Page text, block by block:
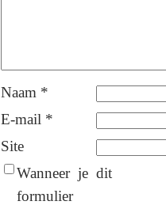
Naam *
E-mail *
Site
Wanneer je dit
formulier